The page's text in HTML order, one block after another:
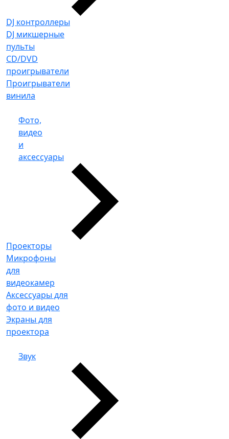
DJ контроллеры
DJ микшерные
пульты
CD/DVD
проигрыватели
Проигрыватели
винила
Фото,
видео
и
аксессуары
Проекторы
Микрофоны
для
видеокамер
Аксессуары для
фото и видео
Экраны для
проектора
Звук